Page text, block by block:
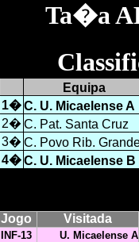
Ta�a
Equipa
1� C. U. Micaelense A
2� C. Pat. Santa Cruz
3� C. Povo Rib.
4� C. U. Micaelense B
Jogo Visitada
INF-13
U. Micaelense A